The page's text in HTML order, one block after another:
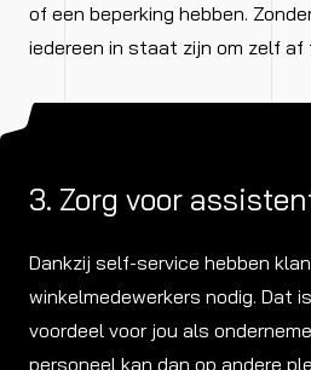
of een beperking hebben.
iedereen in staat zijn om zelf af
3. Zorg voor
Dankzij self-service hebben
winkelmedewerkers nodig. Dat
voordeel voor jou als
personeel kan dan op andere